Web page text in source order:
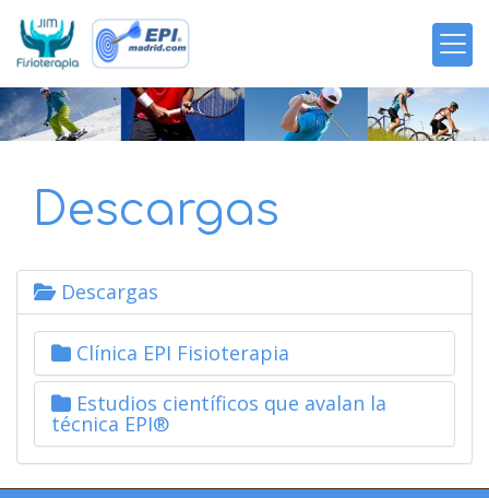
Descargas
Descargas
Clínica EPI Fisioterapia
Estudios científicos que avalan la
técnica EPI®